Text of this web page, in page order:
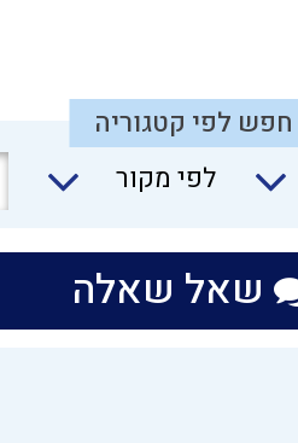
חפש לפי קטגוריה
לפי מקור
שאל שאלה